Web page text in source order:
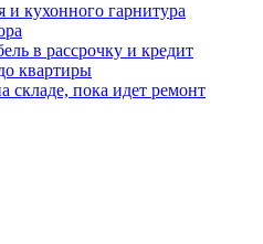
кухонного гарнитура
в рассрочку и кредит
квартиры
пока идет ремонт